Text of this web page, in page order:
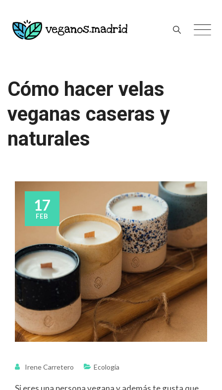
content
Cómo hacer velas
veganas caseras y
naturales
17
FEB
Irene Carretero Ecología